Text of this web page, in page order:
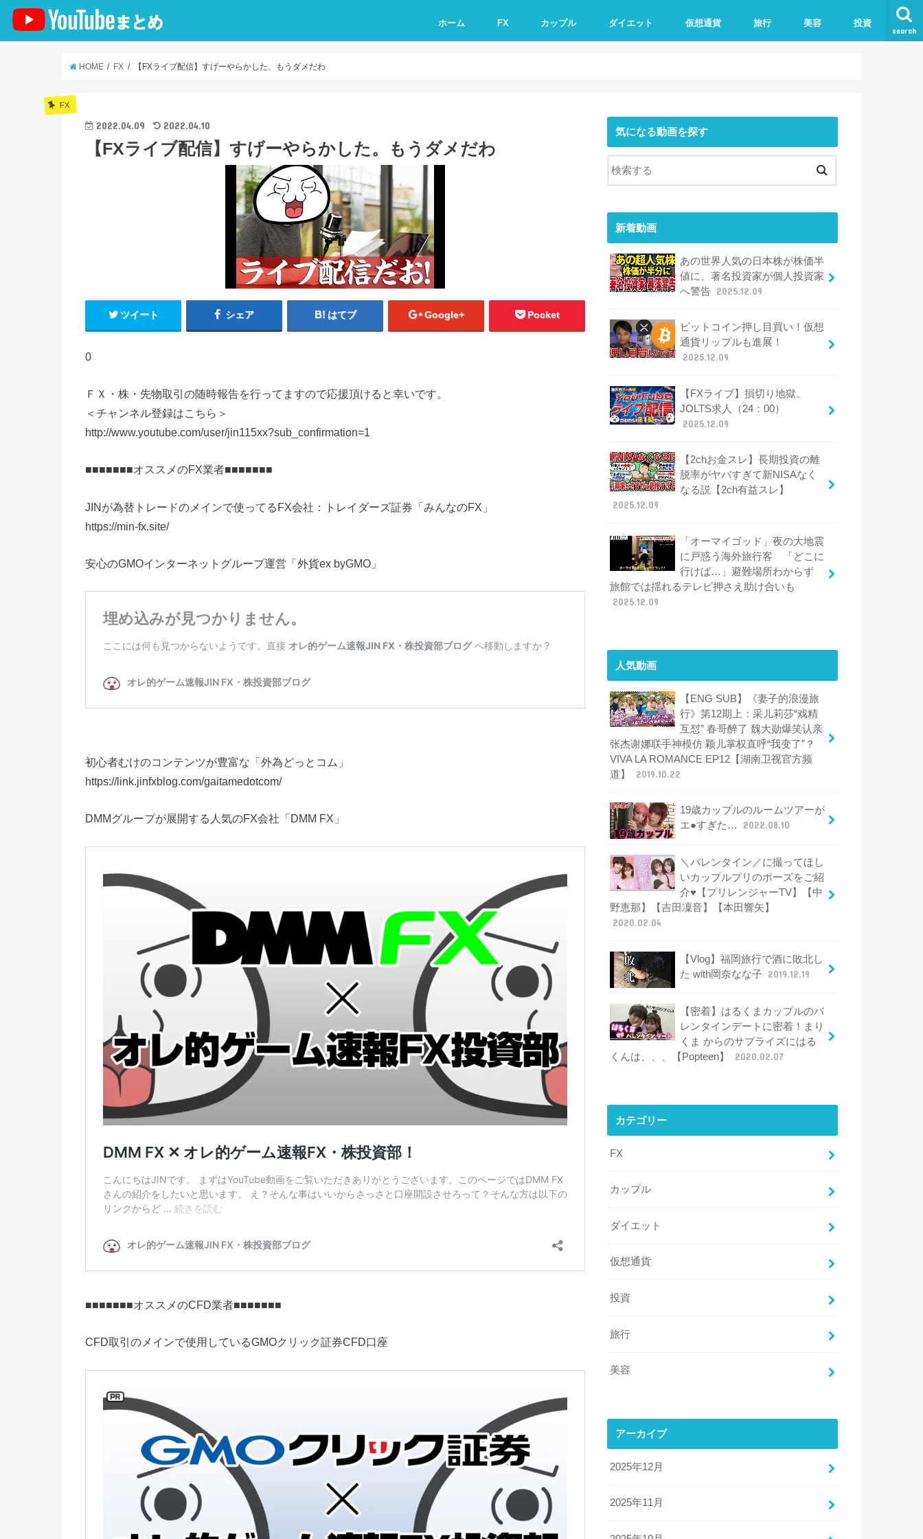
search
ホーム FX カップル ダイエット 仮想通貨 旅行 美容 投資
HOME FX 【FXライブ配信】すげーやらかした。もうダメだわ
FX
2022.04.09 2022.04.10
【FXライブ配信】すげーやらかした。もうダメだわ
ツイート シェア はてブ Google+ Pocket
0
ＦＸ・株・先物取引の随時報告を行ってますので応援頂けると幸いです。
＜チャンネル登録はこちら＞
http://www.youtube.com/user/jin115xx?sub_confirmation=1
■■■■■■■オススメのFX業者■■■■■■■
JINが為替トレードのメインで使ってるFX会社：トレイダーズ証券「みんなのFX」
https://min-fx.site/
安心のGMOインターネットグループ運営「外貨ex byGMO」
初心者むけのコンテンツが豊富な「外為どっとコム」
https://link.jinfxblog.com/gaitamedotcom/
DMMグループが展開する人気のFX会社「DMM FX」
■■■■■■■オススメのCFD業者■■■■■■■
CFD取引のメインで使用しているGMOクリック証券CFD口座
気になる動画を探す
新着動画
あの世界人気の日本株が株価半
値に、著名投資家が個人投資家
へ警告 2025.12.09
ビットコイン押し目買い！仮想
通貨リップルも進展！
2025.12.09
【FXライブ】損切り地獄。
JOLTS求人（24：00）
2025.12.09
【2chお金スレ】長期投資の離
脱率がヤバすぎて新NISAなく
なる説【2ch有益スレ】
2025.12.09
「オーマイゴッド」夜の大地震
に戸惑う海外旅行客 「どこに
行けば…」避難場所わからず
旅館では揺れるテレビ押さえ助け合いも
2025.12.09
人気動画
【ENG SUB】《妻子的浪漫旅
行》第12期上：采儿莉莎“戏精
互怼” 春哥醉了 魏大勋爆笑认亲
张杰谢娜联手神模仿 颖儿掌权直呼“我变了”？
VIVA LA ROMANCE EP12【湖南卫视官方频
道】
2019.10.22
19歳カップルのルームツアーが
エ●すぎた…
2022.08.10
＼バレンタイン／に撮ってほし
いカップルプリのポーズをご紹
介♥【プリレンジャーTV】【中
野恵那】【吉田凜音】【本田響矢】
2020.02.04
【Vlog】福岡旅行で酒に敗北し
た with岡奈なな子 2019.12.19
【密着】はるくまカップルのバ
レンタインデートに密着！まり
くま からのサプライズにはる
くんは、、、【Popteen】
2020.02.07
カテゴリー
FX
カップル
ダイエット
仮想通貨
投資
旅行
美容
アーカイブ
2025年12月
2025年11月